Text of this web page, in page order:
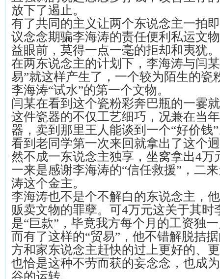
放下了遏止。
有了共同的主义让两个东说念主一拍
议念念期骗李海涛的责任便利私运文
益眼前，莫得一点一毫的拒却和夷犹。
在两东说念主的计划下，李海涛与闫
易”就这样产生了，一个较为陌生的瓷
李海涛“试水”的第一个文物。
闫某在看到这个瓷粉彩奔巴瓶的一霎
这件瓷器的不仅工艺细巧，况兼在当
器，卖到那里王人能谈到一个“好价钱
看到老同学第一次来回就拿出了这个
然不成一东说念主独享，坐窝拿出4万
一来是感谢李海涛的“信任救援”，二
涛这个金主。
李海涛也不是个不解白的东说念主，
贩卖文物的罪孽。可4万元这关于其时
是“巨款”，毕竟我方每个月的工资独
而有了这样的“贸易”，他不错解脱拮
方和家东说念主赶快的过上更好的、
也恰是这种不劳而获的妄念念，也成
谷的运转。